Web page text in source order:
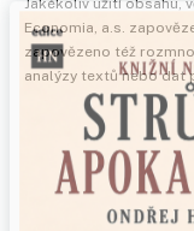
Jakékoliv užití obsahu,
Economia, a.s.
zapovězeno též
analýzy textů nebo dat